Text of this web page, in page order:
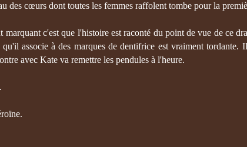
des cœurs dont toutes les femmes raffolent tombe pour la
c'est que l'histoire est raconté du point de vue de ce
associe à des marques de dentifrice est vraiment tordante.
avec Kate va remettre les pendules à l'heure.